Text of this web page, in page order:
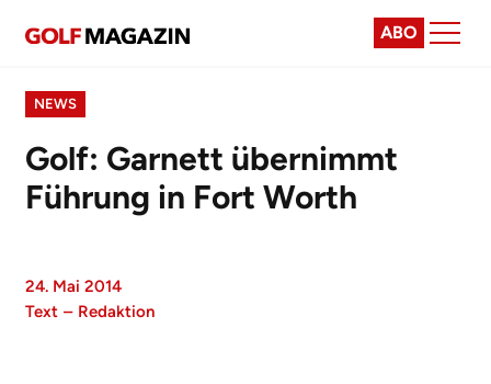
ABO
NEWS
Golf: Garnett übernimmt
Führung in Fort Worth
24. Mai 2014
Text – Redaktion